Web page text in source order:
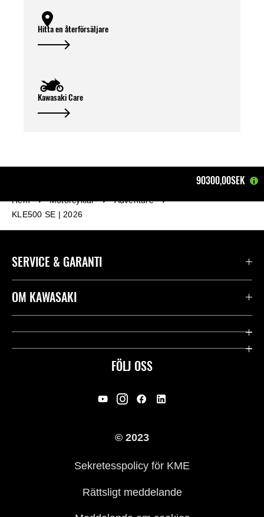
Hitta en återförsäljare
Kawasaki Care
90300,00SEK
Hem Motorcyklar
Adventure
KLE500 SE | 2026
FÖLJ OSS
SERVICE & GARANTI
Kontakta oss
Användbara länkar
Rättsligt & Sekretess
OM KAWASAKI
Företag
© 2023
Sekretesspolicy för KME
Rättsligt meddelande